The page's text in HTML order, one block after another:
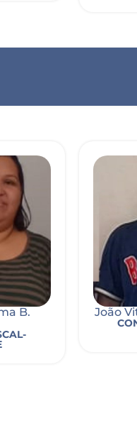
B.
João